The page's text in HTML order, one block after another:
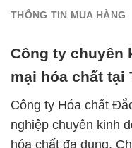
THÔNG TIN MUA HÀNG
Công ty chuyên
mại hóa chất tại
Công ty Hóa chất
nghiệp chuyên kinh
hóa chất đa dụng.